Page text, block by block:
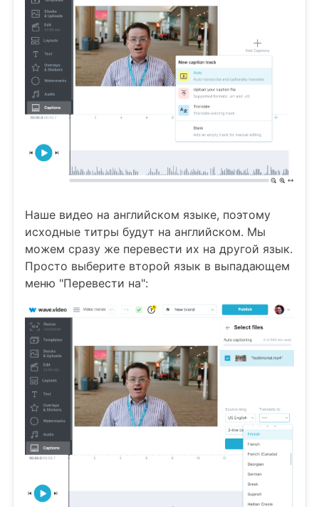
Наше видео на английском языке, поэтому
исходные титры будут на английском. Мы
можем сразу же перевести их на другой язык.
Просто выберите второй язык в выпадающем
меню "Перевести на":